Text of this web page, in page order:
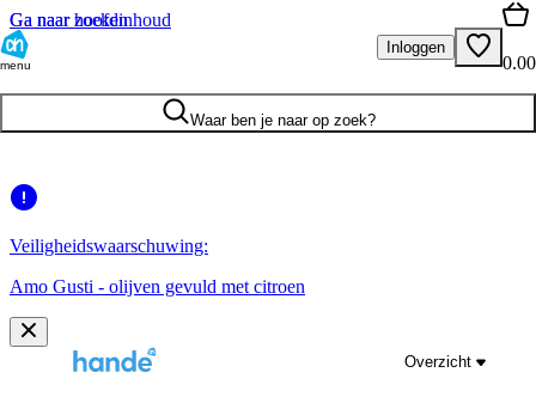
Ga naar hoofdinhoud
Ga naar zoeken
menu
Inloggen
0.00
Waar ben je naar op zoek?
Veiligheidswaarschuwing:
Amo Gusti - olijven gevuld met citroen
Overzicht